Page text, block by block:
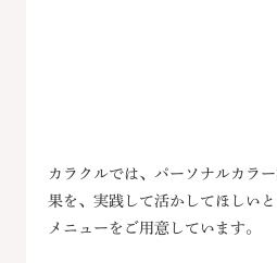
カラクルでは、パーソナルカラ
果を、実践して活かしてほしいと
メニューをご用意しています。